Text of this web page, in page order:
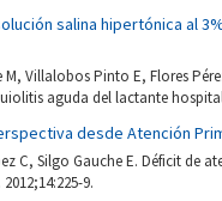
salina hipertónica al
M, Villalobos Pinto E, Flores
aguda del lactante
desde Atención
C, Silgo Gauche E. Déficit de
9.